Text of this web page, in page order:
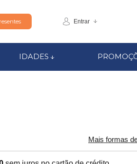
Entrar
IDADES
Mais formas